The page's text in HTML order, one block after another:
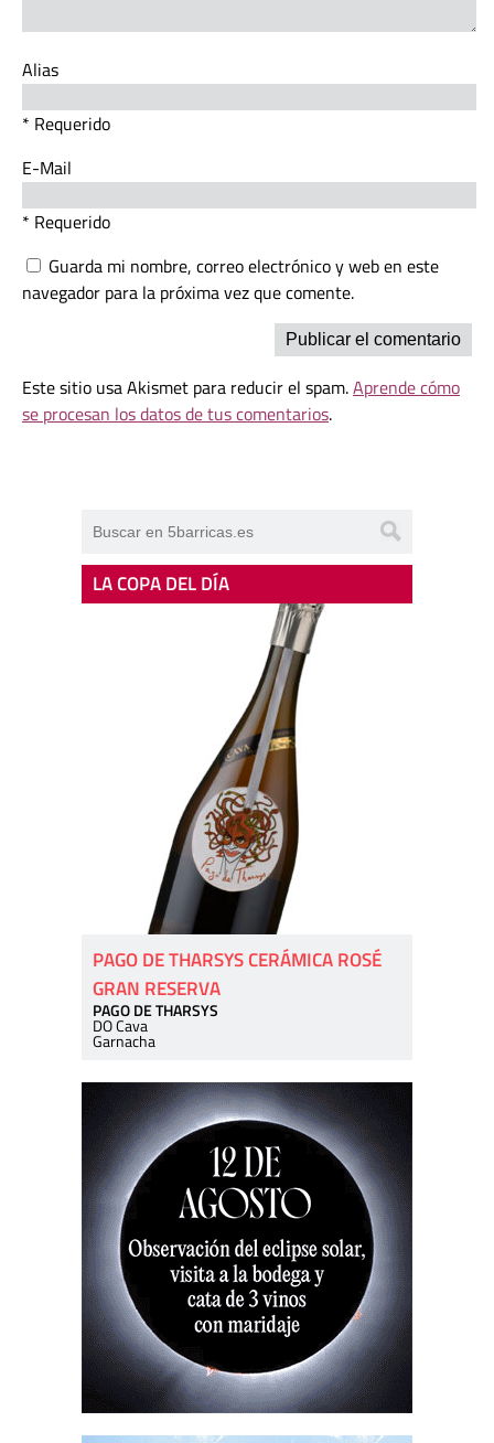
Alias
* Requerido
E-Mail
* Requerido
Guarda mi nombre, correo electrónico y web en este
navegador para la próxima vez que comente.
Este sitio usa Akismet para reducir el spam.Aprende cómo
se procesan los datos de tus comentarios.
LA COPA DEL DÍA
PAGO DE THARSYS CERÁMICA ROSÉ
GRAN RESERVA
PAGO DE THARSYS
DO Cava
Garnacha